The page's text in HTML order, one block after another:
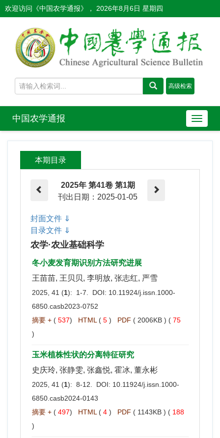
欢迎访问《中国农学通报》， 2026年8月6日 星期四
导
航
切
中国农学通报
本期目录
2025年 第41卷 第1期
刊出日期：2025-01-05
封面文件 ⇓
目录文件 ⇓
农学·农业基础科学
冬小麦发育期识别方法研究进展
王苗苗, 王贝贝, 李明放, 张志红, 严雪
2025, 41 (1): 1-7. DOI: 10.11924/j.issn.1000-
6850.casb2023-0752
摘要 + ( 537) HTML ( 5 ) PDF ( 2006KB ) ( 75
)
玉米植株性状的分离特征研究
史庆玲, 张静雯, 张鑫悦, 霍冰, 董永彬
2025, 41 (1): 8-12. DOI: 10.11924/j.issn.1000-
6850.casb2024-0143
摘要 + ( 497) HTML ( 4 ) PDF ( 1143KB ) ( 188
)